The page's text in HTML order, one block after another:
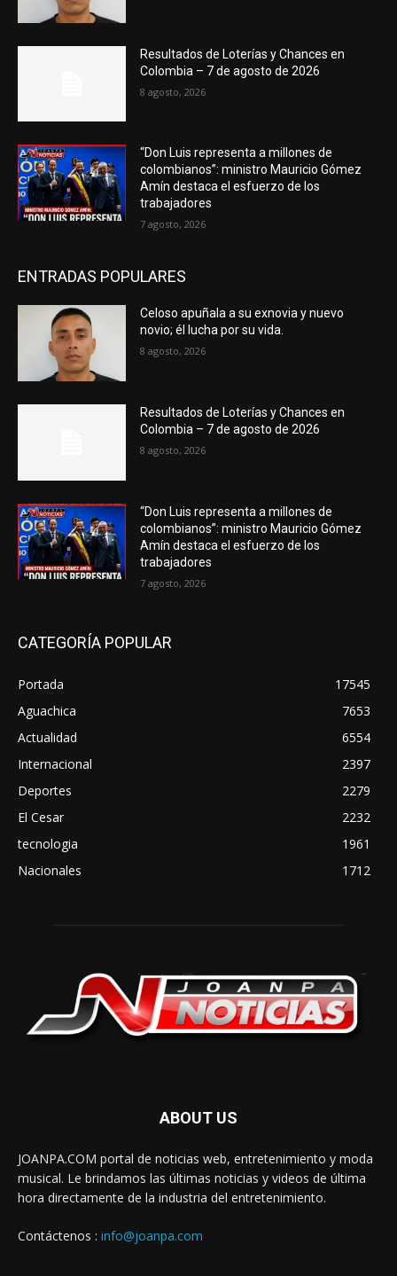
Resultados de Loterías y Chances en
Colombia – 7 de agosto de 2026
8 agosto, 2026
“Don Luis representa a millones de
colombianos”: ministro Mauricio Gómez
Amín destaca el esfuerzo de los
trabajadores
7 agosto, 2026
ENTRADAS POPULARES
Celoso apuñala a su exnovia y nuevo
novio; él lucha por su vida.
8 agosto, 2026
Resultados de Loterías y Chances en
Colombia – 7 de agosto de 2026
8 agosto, 2026
“Don Luis representa a millones de
colombianos”: ministro Mauricio Gómez
Amín destaca el esfuerzo de los
trabajadores
7 agosto, 2026
CATEGORÍA POPULAR
Portada
17545
Aguachica
7653
Actualidad
6554
Internacional
2397
Deportes
2279
El Cesar
2232
tecnologia
1961
Nacionales
1712
ABOUT US
JOANPA.COM portal de noticias web, entretenimiento y moda
musical. Le brindamos las últimas noticias y videos de última
hora directamente de la industria del entretenimiento.
Contáctenos : info@joanpa.com